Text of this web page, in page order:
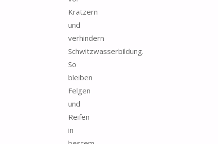
Kratzern
und
verhindern
Schwitzwasserbildung.
So
bleiben
Felgen
und
Reifen
in